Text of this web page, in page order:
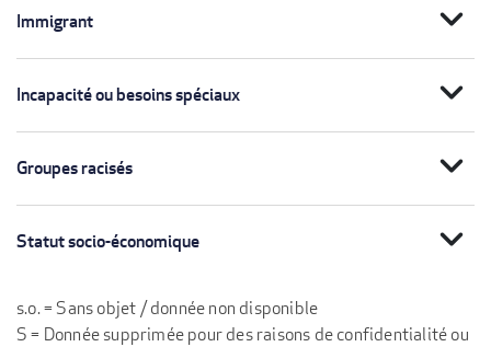
Immigrant expand_more
Incapacité ou besoins spéciaux expand_more
Groupes racisés expand_more
Statut socio-économique expand_more
s.o. = Sans objet / donnée non disponible
S = Donnée supprimée pour des raisons de confidentialité ou